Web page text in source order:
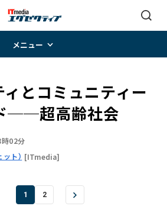
メニュー
ィとコミュニティー
──超高齢社会
02分
ト） [ITmedia]
1 2